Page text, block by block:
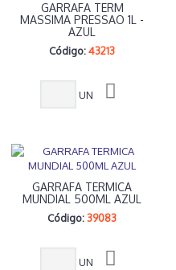
GARRAFA TERM
MASSIMA PRESSAO 1L -
AZUL
Código:43213
UN
GARRAFA TERMICA
MUNDIAL 500ML AZUL
Código:39083
UN